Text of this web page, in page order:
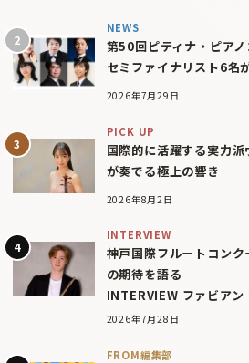
NEWS
第50回ピティナ・ピアノ
セミファイナリスト6名
2026年7月29日
PICK UP
国際的に活躍する実力
が奏でる極上の響き
2026年8月2日
INTERVIEW
神戸国際フルートコン
の期待を語る
INTERVIEW ファビアン
2026年7月28日
FROM編集部